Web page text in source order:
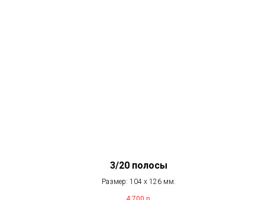
3/20 полосы
Размер: 104 х 126 мм.